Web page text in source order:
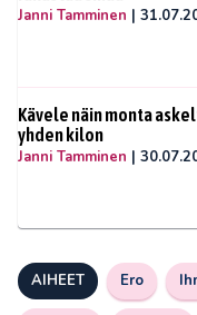
Janni Tamminen |
Kävele näin monta
yhden kilon
Janni Tamminen |
AIHEET Ero